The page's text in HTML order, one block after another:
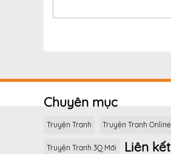
Chuyên mục
Truyện Tranh Truyện Tranh Online
Truyện Tranh 3Q Mới Liên kết